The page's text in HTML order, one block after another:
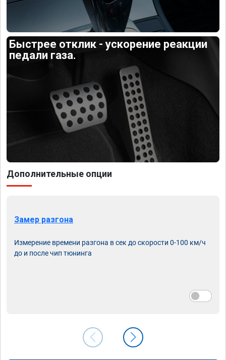
Быстрее отклик - ускорение реакции
педали газа.
Дополнительные опции
Замер разгона
Измерение времени разгона в сек до скорости 0-100 км/ч
до и после чип тюнинга